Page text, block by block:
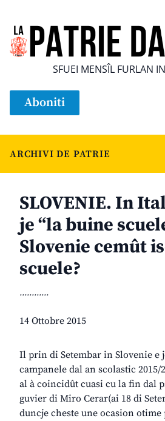
SFUEI MENSÎL FURLAN
Aboniti
ARCHIVI DE PATRIE
SLOVENIE. In
je “la buine
Slovenie cemût
scuele?
............
14 Ottobre 2015
Il prin di Setembar in Slovenie e
campanele dal an scolastic
al à coincidût cuasi cu la fin dal
guvier di Miro Cerar(ai 18 di
duncje cheste une ocasion otime